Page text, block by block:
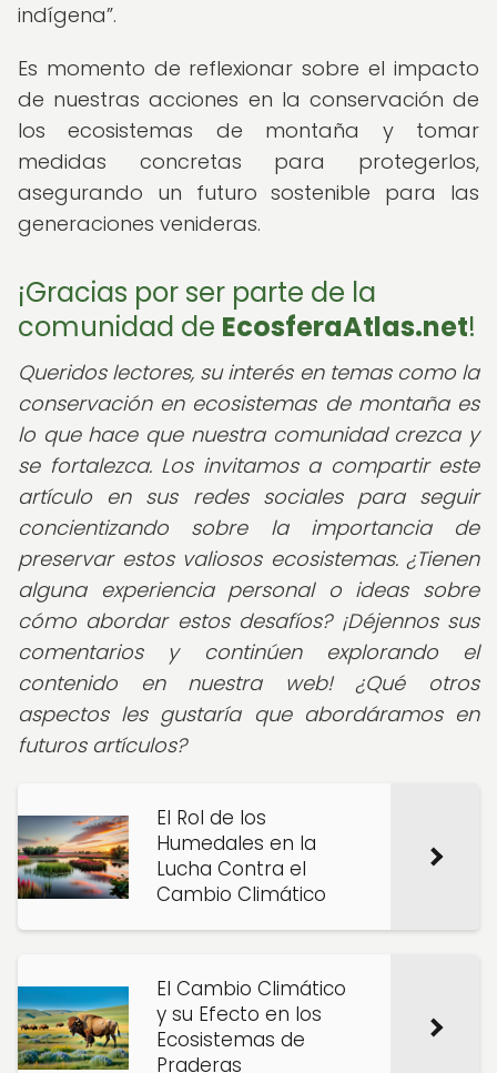
indígena .
Es momento de reflexionar sobre el impacto
de nuestras acciones en la conservación de
los ecosistemas de montaña y tomar
medidas concretas para protegerlos,
asegurando un futuro sostenible para las
generaciones venideras.
¡Gracias por ser parte de la
comunidad de EcosferaAtlas.net!
Queridos lectores, su interés en temas como la
conservación en ecosistemas de montaña es
lo que hace que nuestra comunidad crezca y
se fortalezca. Los invitamos a compartir este
artículo en sus redes sociales para seguir
concientizando sobre la importancia de
preservar estos valiosos ecosistemas. ¿Tienen
alguna experiencia personal o ideas sobre
cómo abordar estos desafíos? ¡Déjennos sus
comentarios y continúen explorando el
contenido en nuestra web! ¿Qué otros
aspectos les gustaría que abordáramos en
futuros artículos?
El Rol de los
Humedales en la
Lucha Contra el
Cambio Climático
El Cambio Climático
y su Efecto en los
Ecosistemas de
Praderas